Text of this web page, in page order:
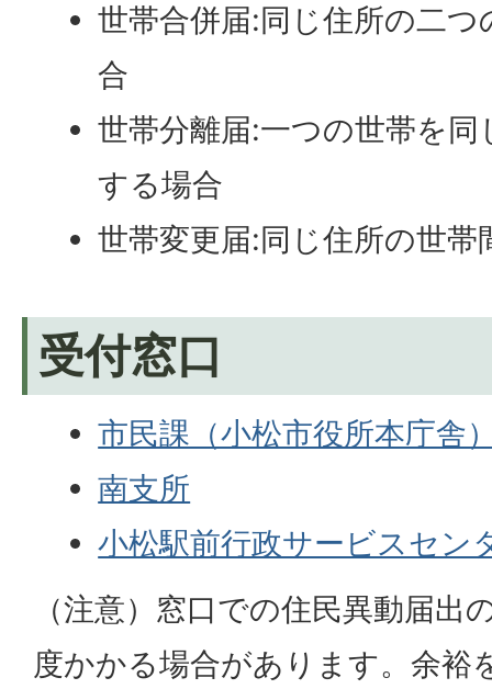
世帯合併届:同じ住所の二
合
世帯分離届:一つの世帯を
する場合
世帯変更届:同じ住所の世帯
受付窓口
市民課（小松市役所本庁舎
南支所
小松駅前行政サービスセ
（注意）窓口での住民異動届出
度かかる場合があります。余裕